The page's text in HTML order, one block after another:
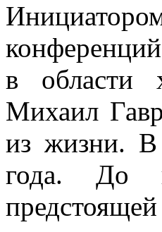
в области
Михаил
из жизни. В
года. До